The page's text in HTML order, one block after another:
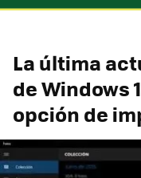
La última
de Windows
opción de